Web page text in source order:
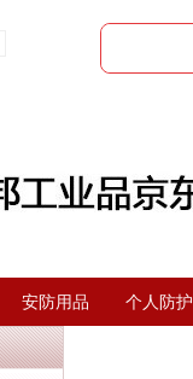
安防用品 个人防护